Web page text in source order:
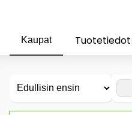
Kaupat Tuotetiedot